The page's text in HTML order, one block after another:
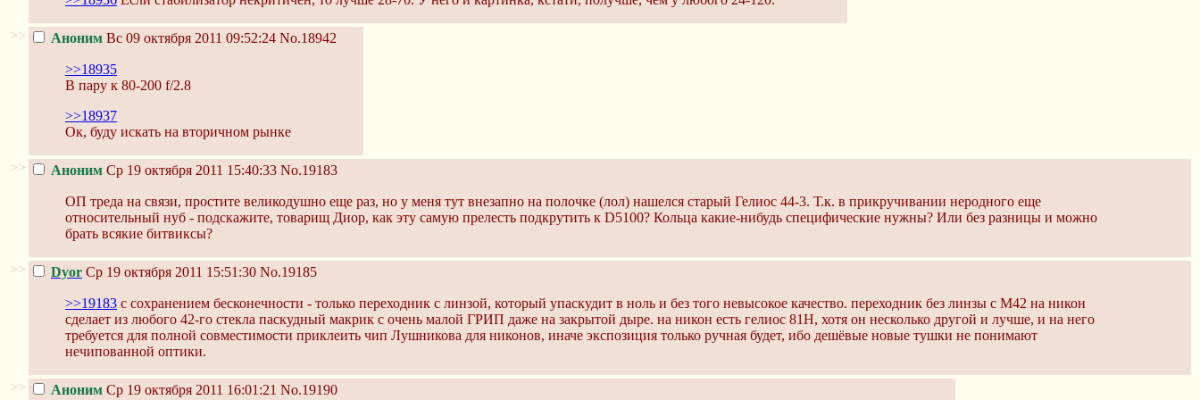
>> Аноним Вс 09 октября 2011 09:52:24 No.18942
>>18935
В пару к 80-200 f/2.8
>>18937
Ок, буду искать на вторичном рынке
>> Аноним Ср 19 октября 2011 15:40:33 No.19183
ОП треда на связи, простите великодушно еще раз, но у меня тут внезапно на полочке (лол) нашелся старый Гелиос 44-3. Т.к. в прикручивании неродного еще
относительный нуб - подскажите, товарищ Диор, как эту самую прелесть подкрутить к D5100? Кольца какие-нибудь специфические нужны? Или без разницы и можно
брать всякие битвиксы?
>> Dyor Ср 19 октября 2011 15:51:30 No.19185
>>19183 c сохранением бесконечности - только переходник с линзой, который упаскудит в ноль и без того невысокое качество. переходник без линзы с М42 на никон
сделает из любого 42-го стекла паскудный макрик с очень малой ГРИП даже на закрытой дыре. на никон есть гелиос 81Н, хотя он несколько другой и лучше, и на него
требуется для полной совместимости приклеить чип Лушникова для никонов, иначе экспозиция только ручная будет, ибо дешёвые новые тушки не понимают
нечипованной оптики.
>> Аноним Ср 19 октября 2011 16:01:21 No.19190